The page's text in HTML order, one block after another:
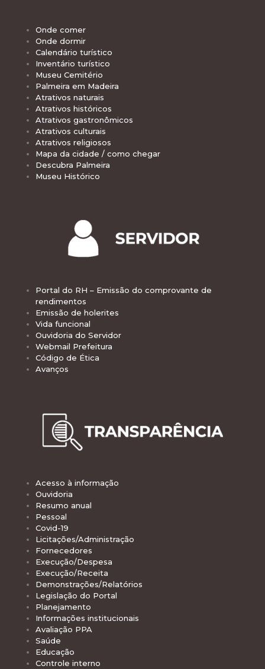
Onde comer
Onde dormir
Calendário turístico
Inventário turístico
Museu Cemitério
Palmeira em Madeira
Atrativos naturais
Atrativos históricos
Atrativos gastronômicos
Atrativos culturais
Atrativos religiosos
Mapa da cidade / como chegar
Descubra Palmeira
Museu Histórico
Portal do RH – Emissão do comprovante de
rendimentos
Emissão de holerites
Vida funcional
Ouvidoria do Servidor
Webmail Prefeitura
Código de Ética
Avanços
Acesso à informação
Ouvidoria
Resumo anual
Pessoal
Covid-19
Licitações/Administração
Fornecedores
Execução/Despesa
Execução/Receita
Demonstrações/Relatórios
Legislação do Portal
Planejamento
Informações institucionais
Avaliação PPA
Saúde
Educação
Controle interno